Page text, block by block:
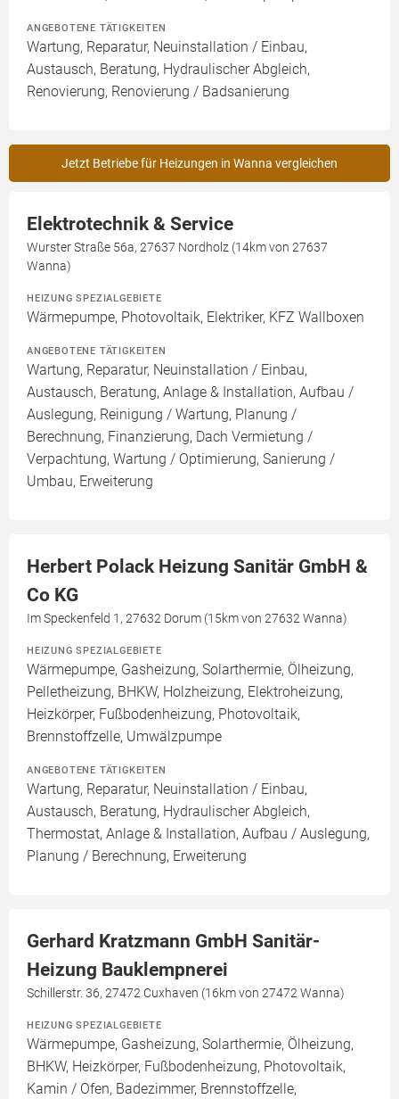
ANGEBOTENE TÄTIGKEITEN
Wartung, Reparatur, Neuinstallation / Einbau,
Austausch, Beratung, Hydraulischer Abgleich,
Renovierung, Renovierung / Badsanierung
Jetzt Betriebe für Heizungen in Wanna vergleichen
Elektrotechnik & Service
Wurster Straße 56a, 27637 Nordholz (14km von 27637
Wanna)
HEIZUNG SPEZIALGEBIETE
Wärmepumpe, Photovoltaik, Elektriker, KFZ Wallboxen
ANGEBOTENE TÄTIGKEITEN
Wartung, Reparatur, Neuinstallation / Einbau,
Austausch, Beratung, Anlage & Installation, Aufbau /
Auslegung, Reinigung / Wartung, Planung /
Berechnung, Finanzierung, Dach Vermietung /
Verpachtung, Wartung / Optimierung, Sanierung /
Umbau, Erweiterung
Herbert Polack Heizung Sanitär GmbH &
Co KG
Im Speckenfeld 1, 27632 Dorum (15km von 27632 Wanna)
HEIZUNG SPEZIALGEBIETE
Wärmepumpe, Gasheizung, Solarthermie, Ölheizung,
Pelletheizung, BHKW, Holzheizung, Elektroheizung,
Heizkörper, Fußbodenheizung, Photovoltaik,
Brennstoffzelle, Umwälzpumpe
ANGEBOTENE TÄTIGKEITEN
Wartung, Reparatur, Neuinstallation / Einbau,
Austausch, Beratung, Hydraulischer Abgleich,
Thermostat, Anlage & Installation, Aufbau / Auslegung,
Planung / Berechnung, Erweiterung
Gerhard Kratzmann GmbH Sanitär-
Heizung Bauklempnerei
Schillerstr. 36, 27472 Cuxhaven (16km von 27472 Wanna)
HEIZUNG SPEZIALGEBIETE
Wärmepumpe, Gasheizung, Solarthermie, Ölheizung,
BHKW, Heizkörper, Fußbodenheizung, Photovoltaik,
Kamin / Ofen, Badezimmer, Brennstoffzelle,